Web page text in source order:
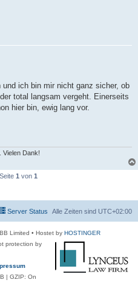
ich bin mir nicht ganz sicher, ob
total langsam vergeht. Einerseits
hier bin, ewig lang vor.
Vielen Dank!
1 von 1
Alle Zeiten sind UTC+02:00
Server Status
Limited • Hostet by HOSTINGER
protection by
| GZIP: On